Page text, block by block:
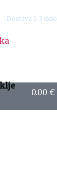
Dostava 1-3
0.00 €